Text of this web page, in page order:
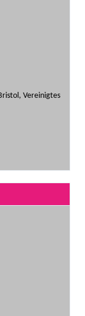
Vereinigtes